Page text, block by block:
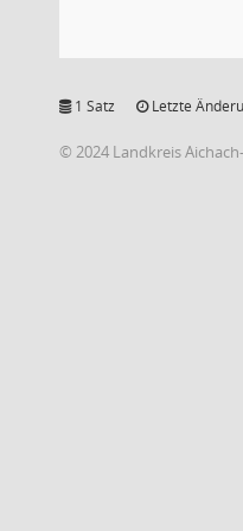
1 Satz Letzte
© 2024 Landkreis